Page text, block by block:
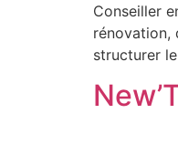
Conseiller
rénovation,
structurer